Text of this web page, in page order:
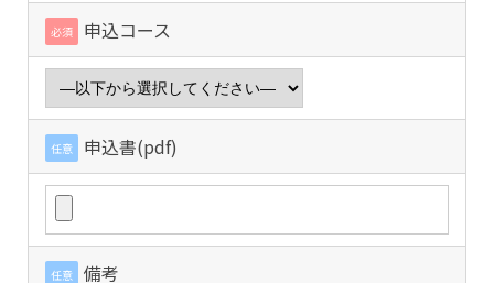
必須 申込コース
任意 申込書(pdf)
任意 備考